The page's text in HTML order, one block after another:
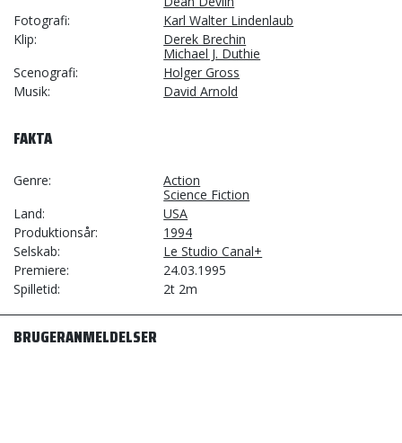
Fotografi
Karl Walter Lindenlaub
Klip
Derek Brechin
Michael J. Duthie
Scenografi
Holger Gross
Musik
David Arnold
FAKTA
Genre
Action
Science Fiction
Land
USA
Produktionsår
1994
Selskab
Le Studio Canal+
Premiere
24.03.1995
Spilletid
2t 2m
BRUGERANMELDELSER